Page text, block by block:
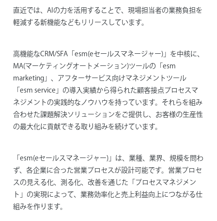
直近では、AIの力を活用することで、現場担当者の業務負担を
軽減する新機能などもリリースしています。
高機能なCRM/SFA「esm(eセールスマネージャー)」を中核に、
MA(マーケティングオートメーション)ツールの「esm
marketing」、アフターサービス向けマネジメントツール
「esm service」の導入実績から得られた顧客接点プロセスマ
ネジメントの実践的なノウハウを持っています。それらを組み
合わせた課題解決ソリューションをご提供し、お客様の生産性
の最大化に貢献できる取り組みを続けています。
「esm(eセールスマネージャー)」は、業種、業界、規模を問わ
ず、各企業に合った営業プロセスが設計可能です。営業プロセ
スの見える化、測る化、改善を通じた「プロセスマネジメン
ト」の実現によって、業務効率化と売上利益向上につながる仕
組みを作ります。